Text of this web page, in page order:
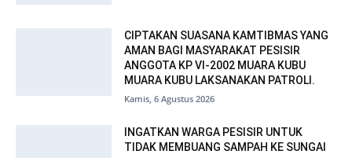
CIPTAKAN SUASANA KAMTIBMAS YANG
AMAN BAGI MASYARAKAT PESISIR
ANGGOTA KP VI-2002 MUARA KUBU
MUARA KUBU LAKSANAKAN PATROLI.
Kamis, 6 Agustus 2026
INGATKAN WARGA PESISIR UNTUK
TIDAK MEMBUANG SAMPAH KE SUNGAI